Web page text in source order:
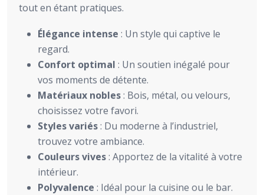
tout en étant pratiques.
Élégance intense : Un style qui captive le
regard.
Confort optimal : Un soutien inégalé pour
vos moments de détente.
Matériaux nobles: Bois, métal, ou velours,
choisissez votre favori.
Styles variés: Du moderne à l’industriel,
trouvez votre ambiance.
Couleurs vives: Apportez de la vitalité à votre
intérieur.
Polyvalence : Idéal pour la cuisine ou le bar.